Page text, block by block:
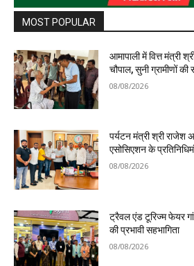
MOST POPULAR
आमापाली में वित्त मंत्री
चौपाल, सुनी ग्रामीणों की
08/08/2026
पर्यटन मंत्री श्री राजेश
एसोसिएशन के
08/08/2026
ट्रैवल एंड टूरिज्म फेयर
की प्रभावी सहभागिता
08/08/2026